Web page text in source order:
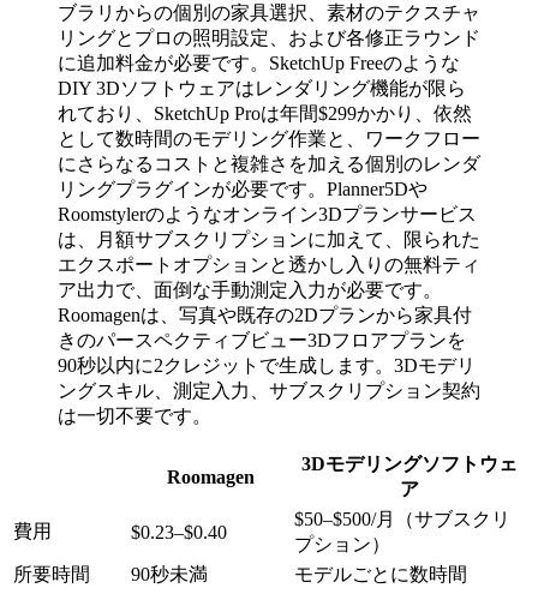
ブラリからの個別の家具選択、素材のテクスチャ
リングとプロの照明設定、および各修正ラウンド
に追加料金が必要です。SketchUp Freeのような
DIY 3Dソフトウェアはレンダリング機能が限ら
れており、SketchUp Proは年間$299かかり、依然
として数時間のモデリング作業と、ワークフロー
にさらなるコストと複雑さを加える個別のレンダ
リングプラグインが必要です。Planner5Dや
Roomstylerのようなオンライン3Dプランサービス
は、月額サブスクリプションに加えて、限られた
エクスポートオプションと透かし入りの無料ティ
ア出力で、面倒な手動測定入力が必要です。
Roomagenは、写真や既存の2Dプランから家具付
きのパースペクティブビュー3Dフロアプランを
90秒以内に2クレジットで生成します。3Dモデリ
ングスキル、測定入力、サブスクリプション契約
は一切不要です。
Roomagen
3Dモデリングソフトウェ
ア
費用 $0.23–$0.40
$50–$500/月（サブスクリ
プション）
所要時間
90秒未満
モデルごとに数時間